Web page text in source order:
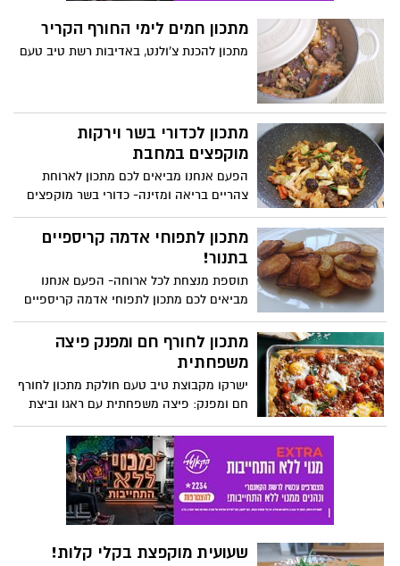
מתכון חמים לימי החורף הקריר
מתכון להכנת צ'ולנט, באדיבות רשת טיב טעם
מתכון לכדורי בשר וירקות
מוקפצים במחבת
הפעם אנחנו מביאים לכם מתכון לארוחת
צהריים בריאה ומזינה- כדורי בשר מוקפצים
עם שלל ירקות צבעוניים!
מתכון לתפוחי אדמה קריספיים
בתנור!
תוספת מנצחת לכל ארוחה- הפעם אנחנו
מביאים לכם מתכון לתפוחי אדמה קריספיים
בתנור שקל להכין!
מתכון לחורף חם ומפנק פיצה
משפחתית
ישרקו מקבוצת טיב טעם חולקת מתכון לחורף
חם ומפנק: פיצה משפחתית עם ראגו וביצת
עין. פיצה שהיא ארוחה מלאה - תבשיל בשר
עשיר וסמיך ומעליו ביצת עין ועגבניות צלויות
טריות.
שעועית מוקפצת בקלי קלות!